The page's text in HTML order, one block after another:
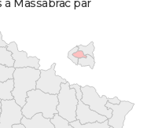
Massabrac par